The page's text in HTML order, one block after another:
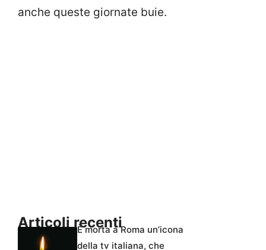
anche queste giornate buie.
Articoli recentiÈ morta a Roma un’icona
della tv italiana, che